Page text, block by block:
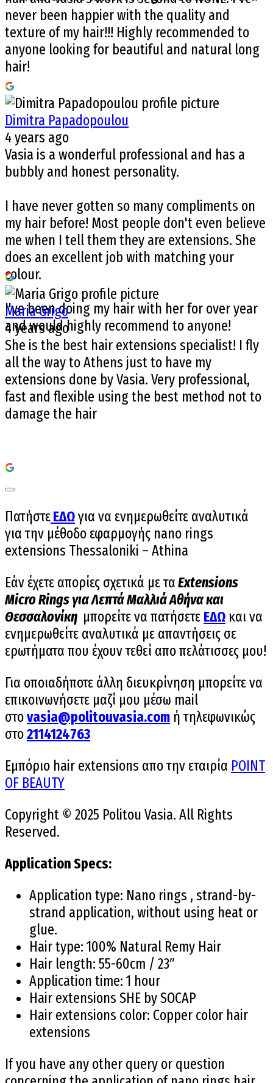
never been happier with the quality and
texture of my hair!!! Highly recommended to
anyone looking for beautiful and natural long
hair!
Dimitra Papadopoulou
4 years ago
Vasia is a wonderful professional and has a
bubbly and honest personality.
I have never gotten so many compliments on
my hair before! Most people don't even believe
me when I tell them they are extensions. She
does an excellent job with matching your
colour.
I've been doing my hair with her for over year
and would highly recommend to anyone!
Maria Grigo
4 years ago
She is the best hair extensions specialist! I fly
all the way to Athens just to have my
extensions done by Vasia. Very professional,
fast and flexible using the best method not to
damage the hair
ΠατήστεΕΔΩγια να ενημερωθείτε αναλυτικά
για την μέθοδο εφαρμογής nano rings
extensions Thessaloniki – Athina
Εάν έχετε απορίες σχετικά με ταExtensions
Micro Rings για Λεπτά Μαλλιά Αθήνα και
Θεσσαλονίκη μπορείτε να πατήσετε ΕΔΩ και να
ενημερωθείτε αναλυτικά με απαντήσεις σε
ερωτήματα που έχουν τεθεί απο πελάτισσες μου!
Για οποιαδήποτε άλλη διευκρίνηση μπορείτε να
επικοινωνήσετε μαζί μου μέσω mail
στοvasia@politouvasia.com ή τηλεφωνικώς
στο2114124763
Εμπόριο hair extensions απο την εταιρία POINT
OF BEAUTY
Copyright © 2025 Politou Vasia. All Rights
Reserved.
Application Specs:
Application type: Nano rings , strand-by-
strand application, without using heat or
glue.
Hair type: 100% Natural Remy Hair
Hair length: 55-60cm / 23″
Application time: 1 hour
Hair extensions SHE by SOCAP
Hair extensions color: Copper color hair
extensions
If you have any other query or question